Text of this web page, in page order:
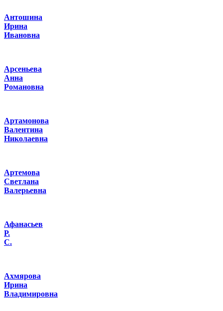
Антошина
Ирина
Ивановна
Арсеньева
Анна
Романовна
Артамонова
Валентина
Николаевна
Артемова
Светлана
Валерьевна
Афанасьев
Р.
С.
Ахмярова
Ирина
Владимировна